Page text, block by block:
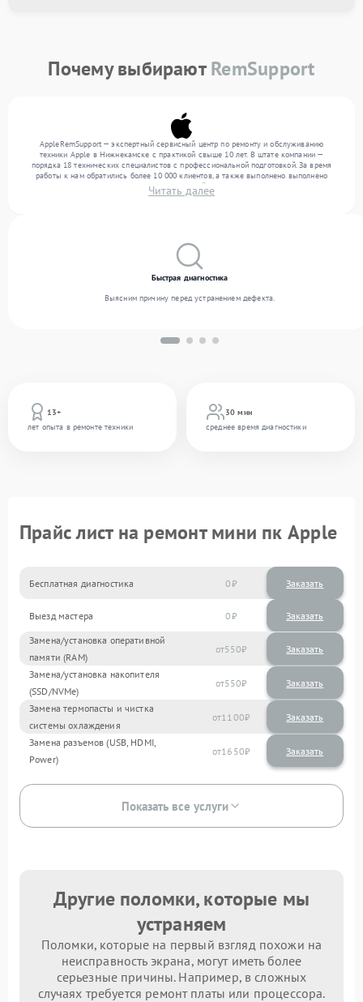
Почему выбираютRemSupport
AppleRemSupport — экспертный сервисный центр по ремонту и обслуживанию
техники Apple в Нижнекамске с практикой свыше 10 лет. В штате компании —
порядка 18 технических специалистов с профессиональной подготовкой. За время
работы к нам обратились более 10 000 клиентов, а также выполнено выполнено
более 12 000 ремонтов. Ежемесячно в сервисный центр поступает свыше 300 единиц
техники, включая , , . Мы выполняем ремонт различного уровня сложности и
Читать далее
13+
лет опыта в ремонте техники
30 мин
среднее время диагностики
Быстрая диагностика
Выясним причину перед устранением дефекта.
Прайс лист на ремонт мини пк Apple
Бесплатная диагностика 0 Заказать
Выезд мастера 0 Заказать
Замена/установка оперативной
памяти (RAM)
550
Замена/установка накопителя
(SSD/NVMe)
550
Замена термопасты и чистка
системы охлаждения
1100
Замена разъемов (USB, HDMI,
Power)
1650
Показать все услуги
Другие поломки, которые мы
устраняем
Поломки, которые на первый взгляд похожи на
неисправность экрана, могут иметь более
серьезные причины. Например, в сложных
случаях требуется ремонт платы или процессора.